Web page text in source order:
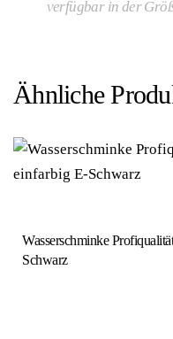
verfügbar in der
Ähnliche
Wasserschminke
Schwarz